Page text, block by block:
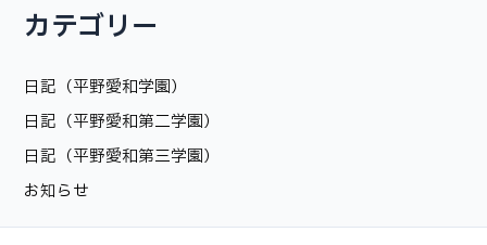
カテゴリー
日記（平野愛和学園）
日記（平野愛和第二学園）
日記（平野愛和第三学園）
お知らせ